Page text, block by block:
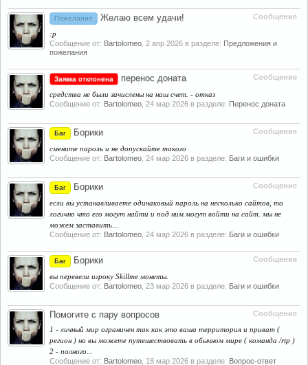
Сообщение
Пожелание Желаю всем удачи!
:p
Сообщение от: Bartolomeo 2 апр 2026 в разделе: Предложения и
пожелания
Сообщение
Заявка отклонена перенос доната
средства не были зачислены на наш счет. - отказ
Сообщение от: Bartolomeo 24 мар 2026 в разделе: Перенос доната
Сообщение
Баг Борики
смените пароль и не допускайте такого
Сообщение от: Bartolomeo 24 мар 2026 в разделе: Баги и ошибки
Сообщение
Баг Борики
если вы устанавливаете одинаковый пароль на несколько сайтов, то
логично что его могут найти и под ним могут войти на сайт. мы не
можем заставить...
Сообщение от: Bartolomeo 24 мар 2026 в разделе: Баги и ошибки
Сообщение
Баг Борики
вы перевели игроку Skillme монеты.
Сообщение от: Bartolomeo 23 мар 2026 в разделе: Баги и ошибки
Сообщение
Помогите с пару вопросов
1 - личный мир ограничен так как это ваша территория и приват (
регион ) но вы можете путешествовать в обычном мире ( команда /rtp )
2 - полного...
Сообщение от: Bartolomeo 18 мар 2026 в разделе: Вопрос-ответ